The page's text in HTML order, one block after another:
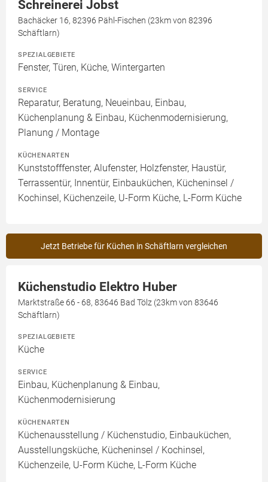
Schreinerei Jobst
Bachäcker 16, 82396 Pähl-Fischen (23km von 82396
Schäftlarn)
SPEZIALGEBIETE
Fenster, Türen, Küche, Wintergarten
SERVICE
Reparatur, Beratung, Neueinbau, Einbau,
Küchenplanung & Einbau, Küchenmodernisierung,
Planung / Montage
KÜCHENARTEN
Kunststofffenster, Alufenster, Holzfenster, Haustür,
Terrassentür, Innentür, Einbauküchen, Kücheninsel /
Kochinsel, Küchenzeile, U-Form Küche, L-Form Küche
Jetzt Betriebe für Küchen in Schäftlarn vergleichen
Küchenstudio Elektro Huber
Marktstraße 66 - 68, 83646 Bad Tölz (23km von 83646
Schäftlarn)
SPEZIALGEBIETE
Küche
SERVICE
Einbau, Küchenplanung & Einbau,
Küchenmodernisierung
KÜCHENARTEN
Küchenausstellung / Küchenstudio, Einbauküchen,
Ausstellungsküche, Kücheninsel / Kochinsel,
Küchenzeile, U-Form Küche, L-Form Küche